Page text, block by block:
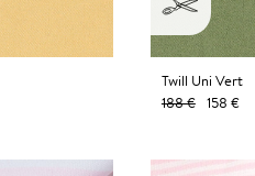
Twill Uni Vert
188 € 158 €